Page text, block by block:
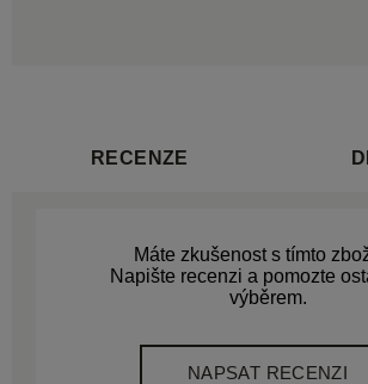
RECENZE
Máte zkušenost s tímto
Napište recenzi a pomozte
výběrem.
NAPSAT RECENZI